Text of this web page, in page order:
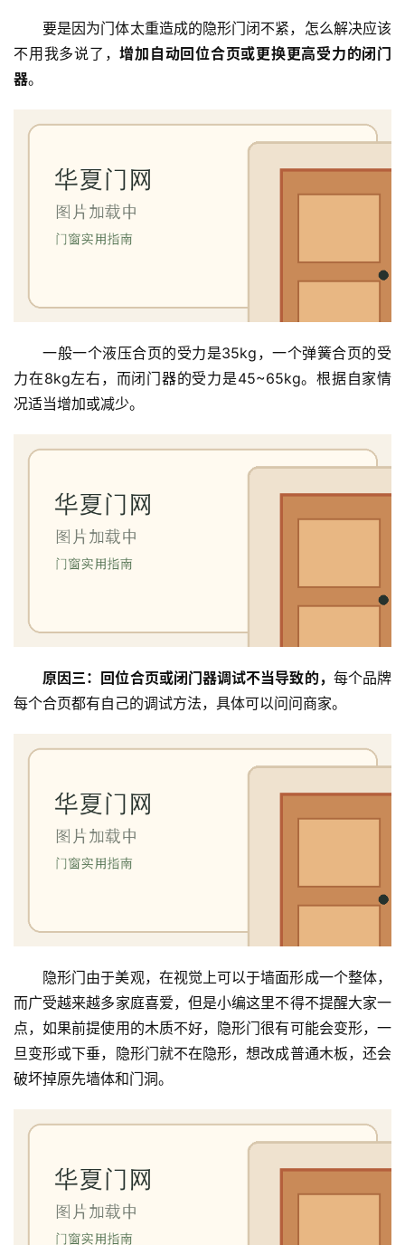
卫
生
门
门
套
装
系
要是因为门体太重造成的隐形门闭不紧，怎么解决应该
不用我多说了，增加自动回位合页或更换更高受力的闭门
器。
一般一个液压合页的受力是35kg，一个弹簧合页的受
力在8kg左右，而闭门器的受力是45~65kg。根据自家情
况适当增加或减少。
原因三：回位合页或闭门器调试不当导致的， 每个品牌
每个合页都有自己的调试方法，具体可以问问商家。
隐形门由于美观，在视觉上可以于墙面形成一个整体，
而广受越来越多家庭喜爱，但是小编这里不得不提醒大家一
点，如果前提使用的木质不好，隐形门很有可能会变形，一
旦变形或下垂，隐形门就不在隐形，想改成普通木板，还会
破坏掉原先墙体和门洞。